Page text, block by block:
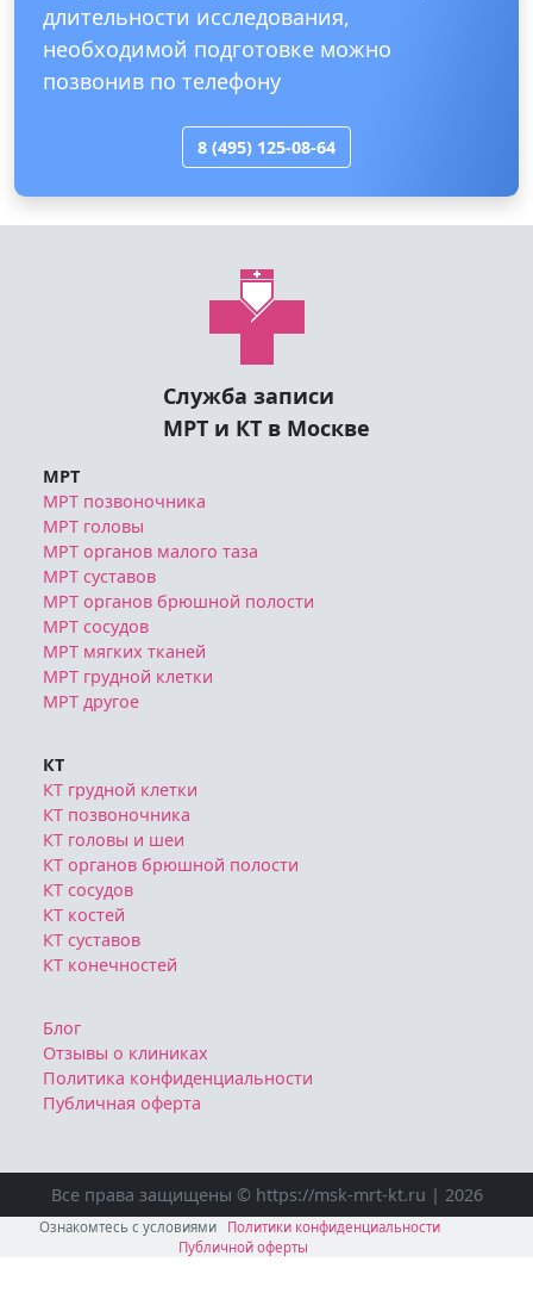
длительности исследования,
необходимой подготовке можно
позвонив по телефону
8 (495) 125-08-64
Служба записи
МРТ и КТ в Москве
МРТ
МРТ позвоночника
МРТ головы
МРТ органов малого таза
МРТ суставов
МРТ органов брюшной полости
МРТ сосудов
МРТ мягких тканей
МРТ грудной клетки
МРТ другое
КТ
КТ грудной клетки
КТ позвоночника
КТ головы и шеи
КТ органов брюшной полости
КТ сосудов
КТ костей
КТ суставов
КТ конечностей
Блог
Отзывы о клиниках
Политика конфиденциальности
Публичная оферта
Все права защищены © https://msk-mrt-kt.ru | 2026
Ознакомтесь с условиями
Политики конфиденциальности
Публичной оферты